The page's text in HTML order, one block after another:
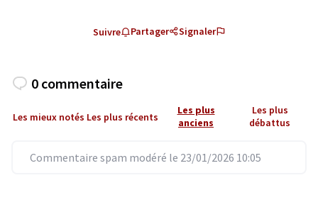
Suivre Partager Signaler
0 commentaire
Les mieux notés Les plus récents
Les plus
anciens
Les plus
débattus
Commentaire spam modéré le 23/01/2026 10:05